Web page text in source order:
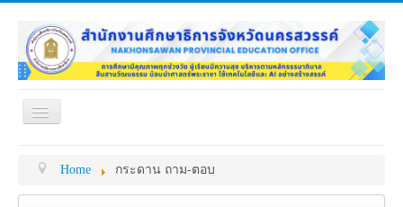
Toggle
หน่วยงานภายใน
Home กระดาน ถาม-ตอบ